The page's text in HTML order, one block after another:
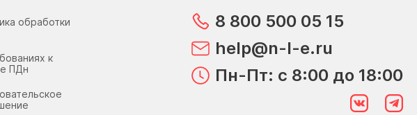
обработки
к
ПДн
8 800 500 05 15
help@n-l-e.ru
Пн-Пт: с 8:00 до 18:00